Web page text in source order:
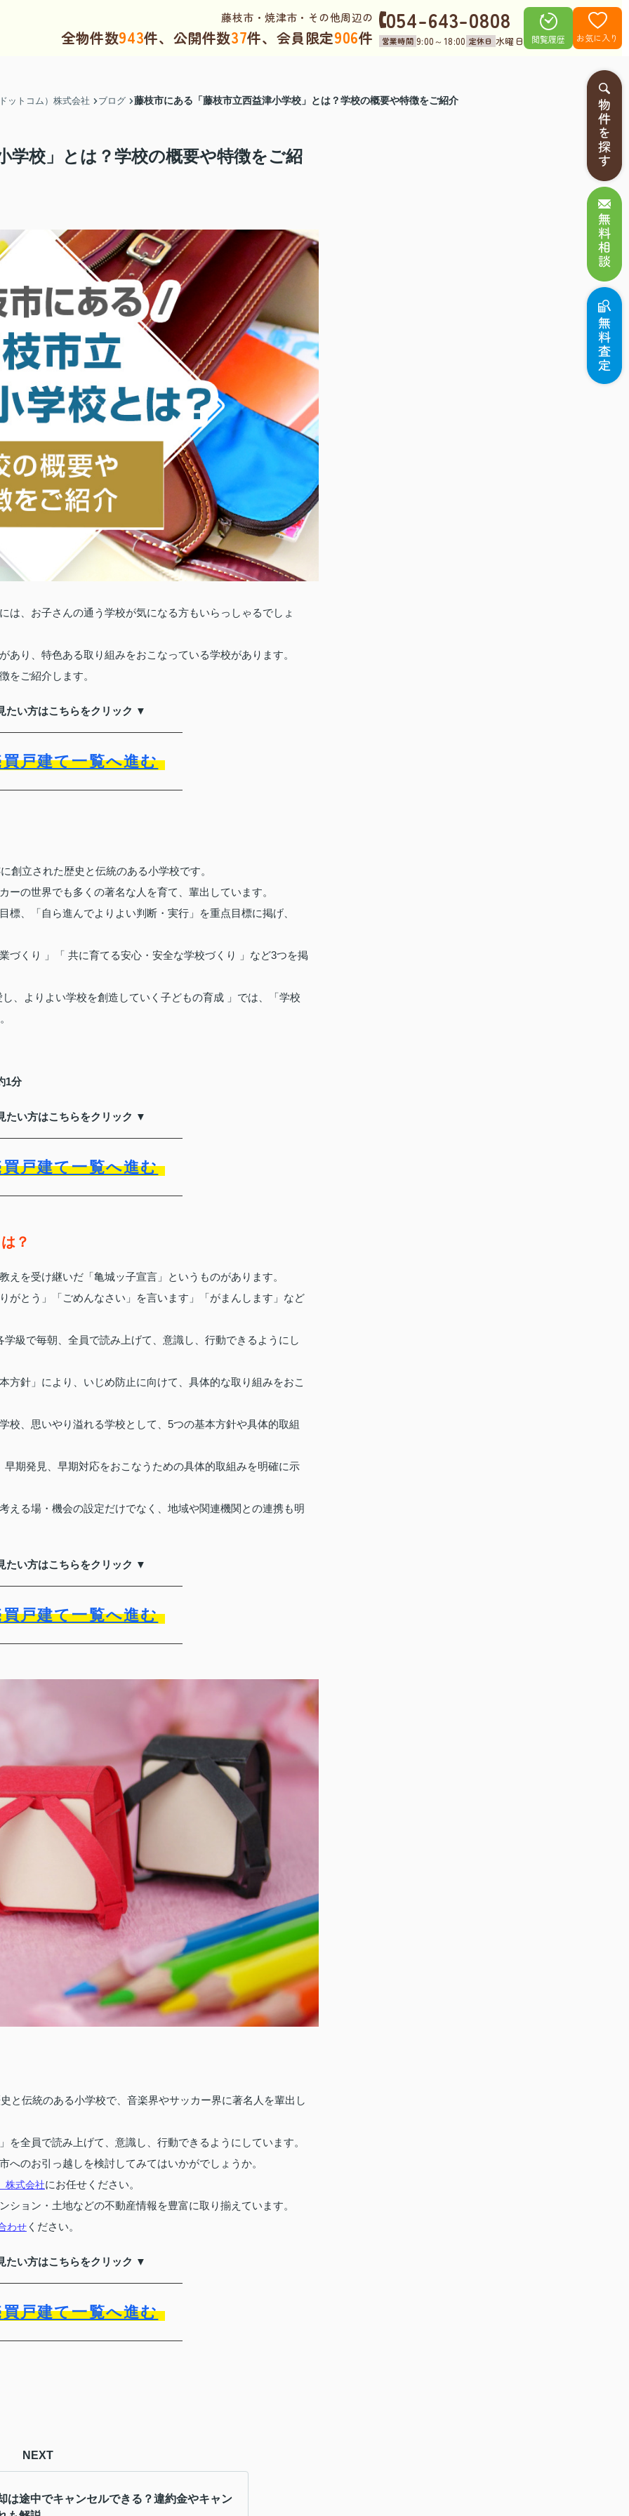
藤枝市・焼津市・その他周辺の
全物件数943件、公開件数37件、会員限定906件
054-643-0808
営業時間 9:00～18:00 定休日 水曜日 閲覧履歴 お気に入り
ットコム）株式会社 ブログ 藤枝市にある「藤枝市立西益津小学校」とは？学校の概要や特徴をご紹介
学校」とは？学校の概要や特徴をご紹
は、お子さんの通う学校が気になる方もいらっしゃるでしょ
り、特色ある取り組みをおこなっている学校があります。
をご紹介します。
たい方はこちらをクリック ▼
戸建て一覧へ進む
創立された歴史と伝統のある小学校です。
の世界でも多くの著名な人を育て、輩出しています。
、「自ら進んでよりよい判断・実行」を重点目標に掲げ、
づくり 」「 共に育てる安心・安全な学校づくり 」など3つを掲
、よりよい学校を創造していく子どもの育成 」では、「学校
1分
たい方はこちらをクリック ▼
戸建て一覧へ進む
？
を受け継いだ「亀城ッ子宣言」というものがあります。
がとう」「ごめんなさい」を言います」「がまんします」など
級で毎朝、全員で読み上げて、意識し、行動できるようにし
方針」により、いじめ防止に向けて、具体的な取り組みをおこ
校、思いやり溢れる学校として、5つの基本方針や具体的取組
期発見、早期対応をおこなうための具体的取組みを明確に示
える場・機会の設定だけでなく、地域や関連機関との連携も明
たい方はこちらをクリック ▼
戸建て一覧へ進む
と伝統のある小学校で、音楽界やサッカー界に著名人を輩出し
全員で読み上げて、意識し、行動できるようにしています。
のお引っ越しを検討してみてはいかがでしょうか。
株式会社にお任せください。
ョン・土地などの不動産情報を豊富に取り揃えています。
わせ ください。
たい方はこちらをクリック ▼
戸建て一覧へ進む
NEXT
は途中でキャンセルできる？違約金やキャン